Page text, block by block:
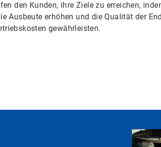
den Kunden, ihre Ziele zu erreichen,
Ausbeute erhöhen und die Qualität der
gewährleisten.